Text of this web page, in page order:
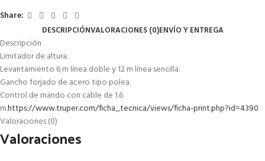
Share:
DESCRIPCIÓNVALORACIONES (0)ENVÍO Y ENTREGA
Descripción
Limitador de altura.
Levantamiento 6 m línea doble y 12 m línea sencilla.
Gancho forjado de acero tipo polea.
Control de mando con cable de 1.6
m.https://www.truper.com/ficha_tecnica/views/ficha-print.php?id=4390
Valoraciones (0)
Valoraciones